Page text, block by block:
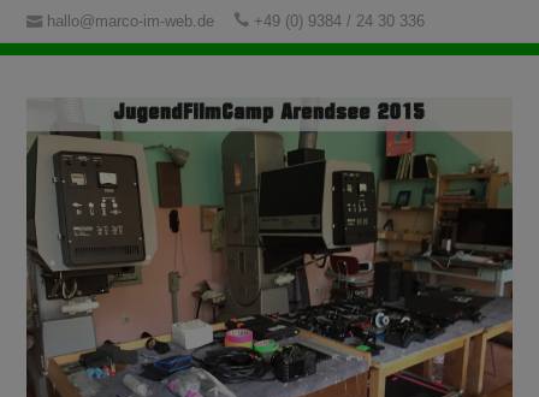
hallo@marco-im-web.de +49 (0) 9384 / 24 30 336